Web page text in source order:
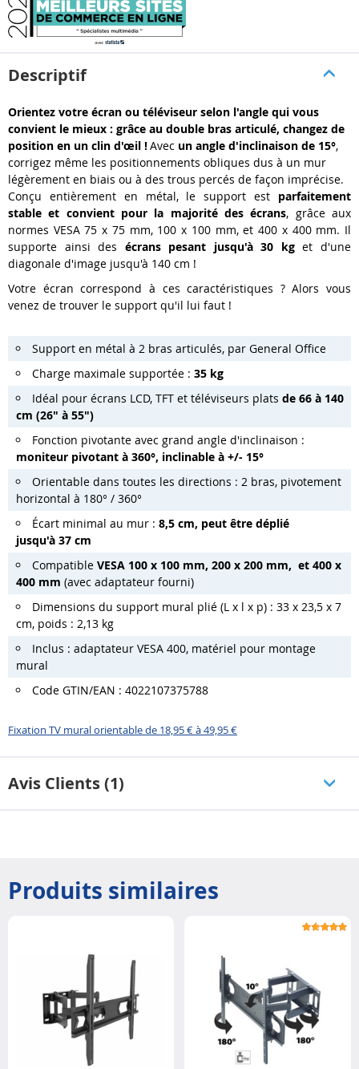
Descriptif
Orientez votre écran ou téléviseur selon l'angle qui vous
convient le mieux : grâce au double bras articulé, changez de
position en un clin d'œil !Avec un angle d'inclinaison de 15°,
corrigez même les positionnements obliques dus à un mur
légèrement en biais ou à des trous percés de façon imprécise.
Conçu entièrement en métal, le support est parfaitement
stable et convient pour la majorité des écrans, grâce aux
normes VESA 75 x 75 mm, 100 x 100 mm, et 400 x 400 mm. Il
supporte ainsi des écrans pesant jusqu'à 30 kget d'une
diagonale d'image jusqu'à 140 cm !
Votre écran correspond à ces caractéristiques ? Alors vous
venez de trouver le support qu'il lui faut !
Support en métal à 2 bras articulés, par General Office
Charge maximale supportée : 35 kg
Idéal pour écrans LCD, TFT et téléviseurs plats de 66 à 140
cm (26" à 55")
Fonction pivotante avec grand angle d'inclinaison :
moniteur pivotant à 360°, inclinable à +/- 15°
Orientable dans toutes les directions : 2 bras, pivotement
horizontal à 180° / 360°
Écart minimal au mur : 8,5 cm, peut être déplié
jusqu'à 37 cm
Compatible VESA 100 x 100 mm, 200 x 200 mm, et 400 x
400 mm (avec adaptateur fourni)
Dimensions du support mural plié (L x l x p) : 33 x 23,5 x 7
cm, poids : 2,13 kg
Inclus : adaptateur VESA 400, matériel pour montage
mural
Code GTIN/EAN : 4022107375788
Fixation TV mural orientable de 18,95 € à 49,95 €
Avis Clients (1)
Produits similaires